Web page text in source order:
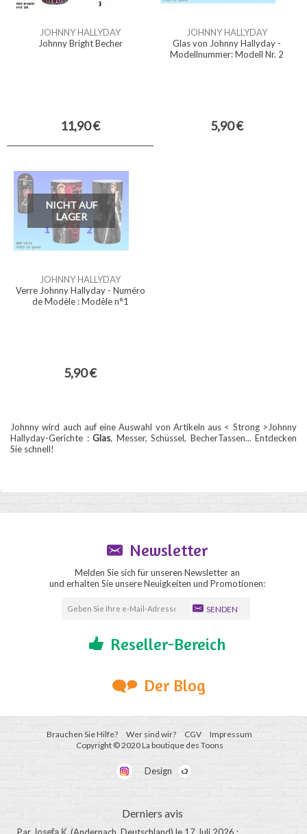
JOHNNY HALLYDAY
Johnny Bright Becher
11,90 €
JOHNNY HALLYDAY
Glas von Johnny Hallyday -
Modellnummer: Modell Nr. 2
5,90 €
NICHT AUF
LAGER
JOHNNY HALLYDAY
Verre Johnny Hallyday - Numéro
de Modèle : Modèle n°1
5,90 €
Johnny wird auch auf eine Auswahl von Artikeln aus < Strong >Johnny
Hallyday-Gerichte : Glas, Messer, Schüssel, BecherTassen... Entdecken
Sie schnell!
Newsletter
Melden Sie sich für unseren Newsletter an
und erhalten Sie unsere Neuigkeiten und Promotionen:
SENDEN
Reseller-Bereich
Der Blog
Brauchen Sie Hilfe? Wer sind wir? CGV
Impressum
Copyright © 2020 La boutique des Toons
Design
Derniers avis